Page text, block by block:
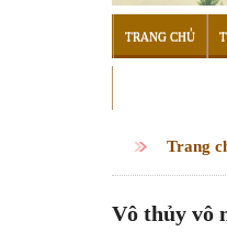
TRANG CHỦ
Trang
Vô thủy vô